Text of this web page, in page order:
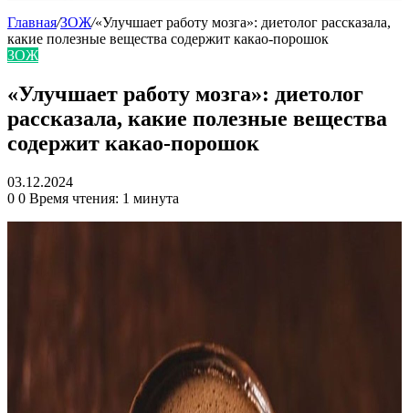
Главная/ЗОЖ/«Улучшает работу мозга»: диетолог рассказала,
какие полезные вещества содержит какао-порошок
ЗОЖ
«Улучшает работу мозга»: диетолог
рассказала, какие полезные вещества
содержит какао-порошок
03.12.2024
0 0 Время чтения: 1 минута